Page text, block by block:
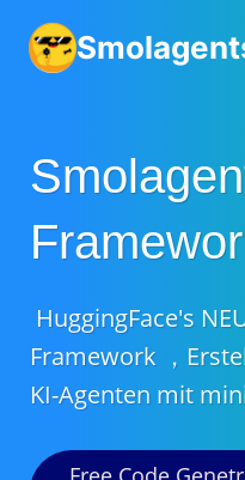
Inhalt
springen
HuggingFace's
Framework ，
KI-Agenten mit